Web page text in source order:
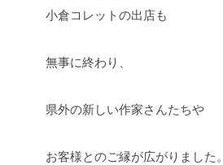
小倉コレットの出店も
無事に終わり、
県外の新しい作家さんたちや
お客様とのご縁が広がりました。